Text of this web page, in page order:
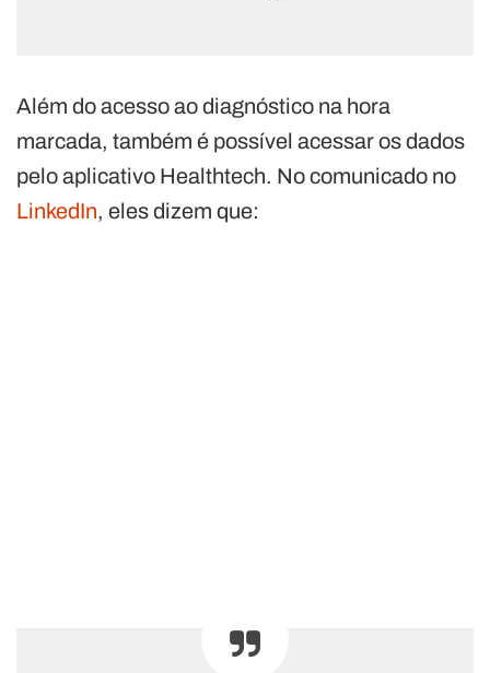
Além do acesso ao diagnóstico na hora
marcada, também é possível acessar os dados
pelo aplicativo Healthtech. No comunicado no
LinkedIn, eles dizem que: